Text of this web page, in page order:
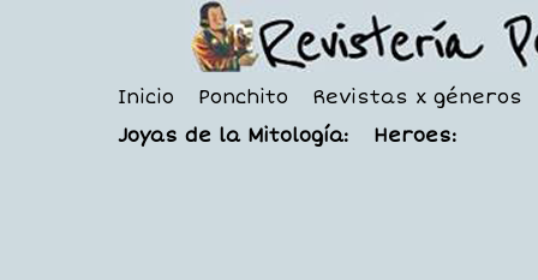
Inicio Ponchito
Revistas x géneros
Joyas de la Mitología:
Heroes: